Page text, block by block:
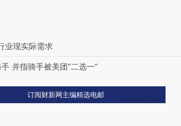
业现实际需求
并指骑手被美团“二选一”
订阅财新网主编精选电邮